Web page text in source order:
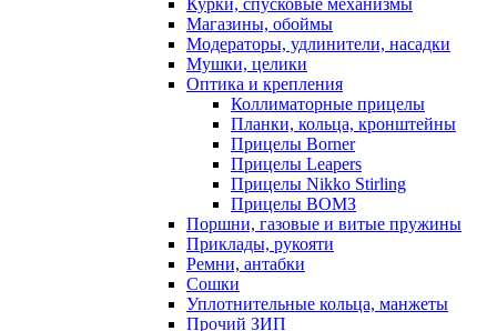
Магазины, обоймы
Модераторы, удлинители, насадки
Мушки, целики
Оптика и крепления
Коллиматорные прицелы
Планки, кольца, кронштейны
Прицелы Borner
Прицелы Leapers
Прицелы Nikko Stirling
Прицелы ВОМЗ
Поршни, газовые и витые пружины
Приклады, рукояти
Ремни, антабки
Сошки
Уплотнительные кольца, манжеты
Прочий ЗИП